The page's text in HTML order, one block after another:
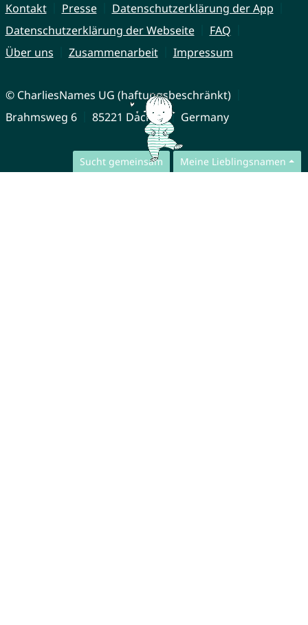
Sucht gemeinsam Meine Lieblingsnamen
Kontakt Presse
Datenschutzerklärung der App
Datenschutzerklärung der Webseite
FAQ
Über uns
Zusammenarbeit Impressum
© CharliesNames UG (haftungsbeschränkt)
Brahmsweg 6
85221 Dachau Germany